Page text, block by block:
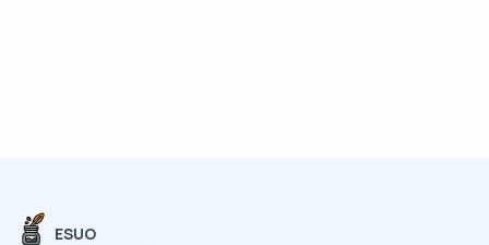
ESUO